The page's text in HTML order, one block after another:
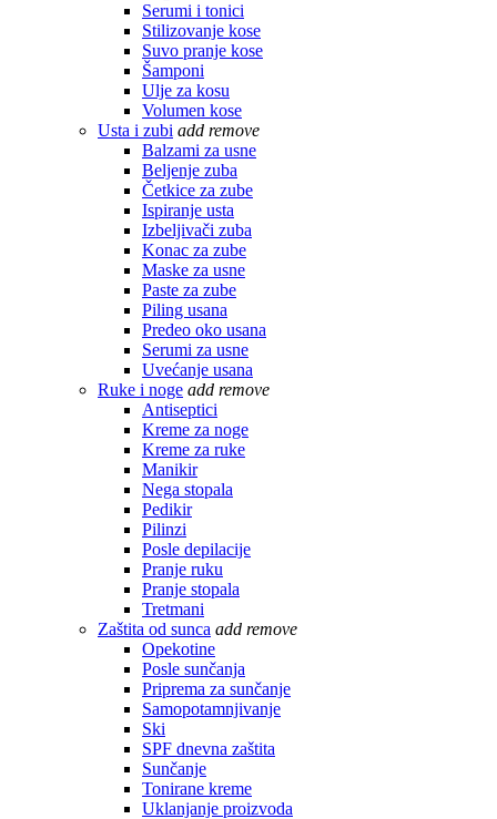
Serumi i tonici
Stilizovanje kose
Suvo pranje kose
Šamponi
Ulje za kosu
Volumen kose
Usta i zubi add remove
Balzami za usne
Beljenje zuba
Četkice za zube
Ispiranje usta
Izbeljivači zuba
Konac za zube
Maske za usne
Paste za zube
Piling usana
Predeo oko usana
Serumi za usne
Uvećanje usana
Ruke i noge add remove
Antiseptici
Kreme za noge
Kreme za ruke
Manikir
Nega stopala
Pedikir
Pilinzi
Posle depilacije
Pranje ruku
Pranje stopala
Tretmani
Zaštita od sunca add remove
Opekotine
Posle sunčanja
Priprema za sunčanje
Samopotamnjivanje
Ski
SPF dnevna zaštita
Sunčanje
Tonirane kreme
Uklanjanje proizvoda